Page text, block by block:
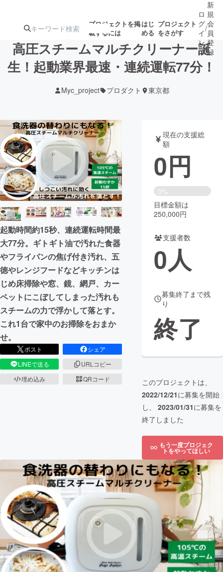
プロジェクトを掲
載するには
はじ
める
プロジェクト
をさがす
ターン
注目の新着プロ
ジェクト
募集終了が近いプ
ロジェクト
アート・写真 音楽
テクノロジー・ガジェット ゲーム・サ
映像・映画 書籍・雑誌
ビジネス・起業 チャレンジ
まちづくり・地域活性化
CAMPFIRE for Social Good
CAMPFIRE Creation
CAMPFIREふるさと納税machi-ya
ロ
グ
イ
ン
/
新
規
会
員
登
録
高圧スチームマルチクリーナー誕
生！起動業界最速・連続運転77分！
Myc_project プロダクト 東京都
起動時間約15秒、連続運転時間最
大77分。ギトギト油で汚れた食器
やフライパンの焦げ付き汚れ、五
徳やレンジフードなどキッチンは
じめ床掃除や窓、鏡、網戸、カー
ペットにこぼしてしまった汚れも
スチームの力で浮かして落とす。
これ1台で家中のお掃除をおまか
せ。
ポスト
シェア
LINEで送る
URLコピー
埋め込み
QRコード
現在の支援総
額
0円
0%
目標金額は
250,000円
支援者数
0人
募集終了まで残
り
終了
このプロジェクトは、
2022/12/21に募集を開始
し、 2023/01/31に募集を
終了しました
もう一度プロジェク
トをやってほしい